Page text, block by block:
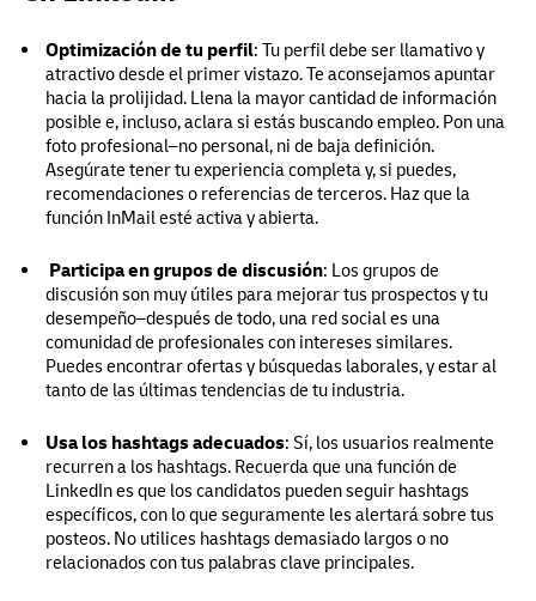
Optimización de tu perfil: Tu perfil debe ser llamativo y
atractivo desde el primer vistazo. Te aconsejamos apuntar
hacia la prolijidad. Llena la mayor cantidad de información
posible e, incluso, aclara si estás buscando empleo. Pon una
foto profesional–no personal, ni de baja definición.
Asegúrate tener tu experiencia completa y, si puedes,
recomendaciones o referencias de terceros. Haz que la
función InMail esté activa y abierta.
Participa en grupos de discusión: Los grupos de
discusión son muy útiles para mejorar tus prospectos y tu
desempeño–después de todo, una red social es una
comunidad de profesionales con intereses similares.
Puedes encontrar ofertas y búsquedas laborales, y estar al
tanto de las últimas tendencias de tu industria.
Usa los hashtags adecuados: Sí, los usuarios realmente
recurren a los hashtags. Recuerda que una función de
LinkedIn es que los candidatos pueden seguir hashtags
específicos, con lo que seguramente les alertará sobre tus
posteos. No utilices hashtags demasiado largos o no
relacionados con tus palabras clave principales.